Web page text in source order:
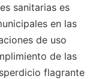
sanitarias es
en las
de uso
de las
flagrante